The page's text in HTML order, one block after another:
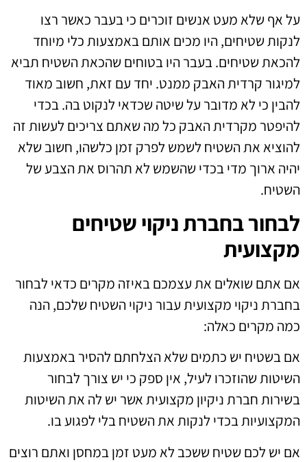
על אף שלא מעט אנשים זוכרים כי בעבר כאשר רצו
לנקות שטיחים, היו מכים אותם באמצעות כלי מיוחד
להכאת שטיחים. בעבר היו בטוחים שהכאת השטיח תביא
למיגור קרדית האבק ממנט. יחד עם זאת, חשוב מאוד
להבין כי לא מדובר על שיטה שכדאי לנקוט בה. בכדי
להיפטר מקרדית האבק כל מה שאתם צריכים לעשות זה
להוציא את השטיח לשמש לפרק זמן כלשהו, חשוב שלא
יהיה ארוך מדי בכדי שהשמש לא תהרוס את הצבע של
השטיח.
לבחור בחברת ניקוי שטיחים
מקצועית
אם אתם שואלים את עצמכם באיזה מקרים כדאי לבחור
בחברת ניקוי מקצועית עבור ניקוי השטיח שלכם, הנה
כמה מקרים כאלה:
אם בשטיח יש כתמים שלא הצלחתם להסיר באמצעות
השיטות שהוזכרו לעיל, אין ספק כי יש צורך לבחור
בשירות חברת ניקיון מקצועית אשר יש לה את השיטות
המקצועיות בכדי לנקות את השטיח בלי לפגוע בו.
אם יש לכם שטיח ששכב לא מעט זמן במחסן ואתם רוצים